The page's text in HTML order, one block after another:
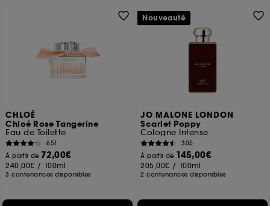
CHLOÉ
Chloé Rose Tangerine
Eau de Toilette
651
À partir de 72,00€
240,00€ / 100ml
3 contenances disponibles
JO MALONE LONDON
Scarlet Poppy
Cologne Intense
305
À partir de 145,00€
205,00€ / 100ml
2 contenances disponibles
Nouveauté